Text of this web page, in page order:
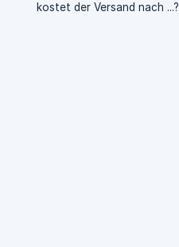
kostet der Versand nach ...?